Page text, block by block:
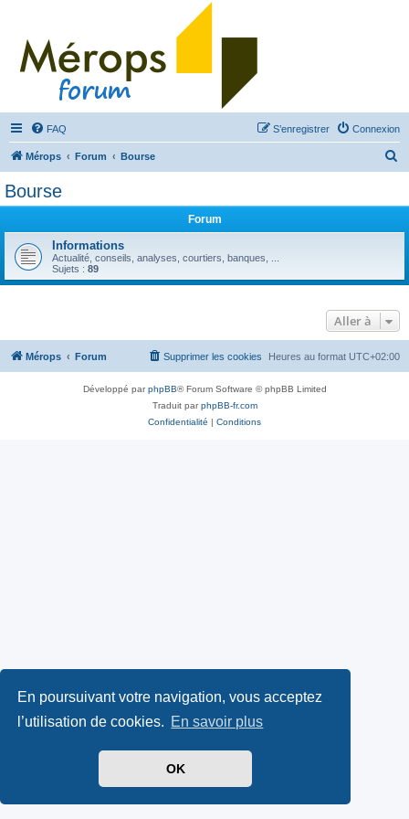
En poursuivant votre navigation, vous acceptez
l’utilisation de cookies. En savoir plus
OK
FAQ Connexion
S’enregistrer
Mérops Forum Bourse
c
e
r
Bourse
Forum
Informations
Actualité, conseils, analyses, courtiers, banques, ...
Sujets : 89
Aller à
Mérops Forum Heures au format UTC+02:00
Supprimer les cookies
Développé parphpBB® Forum Software © phpBB Limited
Traduit parphpBB-fr.com
Confidentialité | Conditions